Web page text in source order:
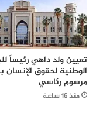
تعيين ولد داهي رئيساً
الوطنية لحقوق
مرسوم رئاسي
منذ 16 ساعة